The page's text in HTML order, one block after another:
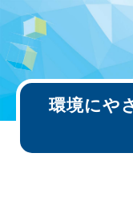
環境にや